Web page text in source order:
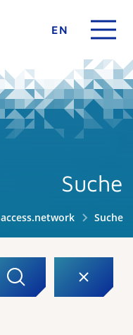
EN
Suche
Suche